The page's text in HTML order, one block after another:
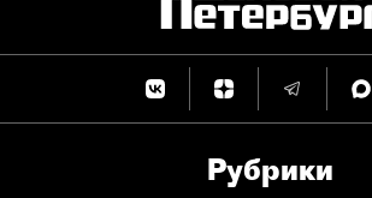
Рубрики